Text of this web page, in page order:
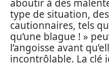
aboutir à des
type de situation,
cautionnaires, tels
qu’une blague ! »
l’angoisse avant
incontrôlable. La clé